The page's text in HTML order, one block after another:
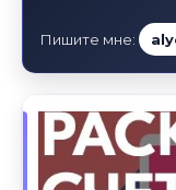
Пишите мне: